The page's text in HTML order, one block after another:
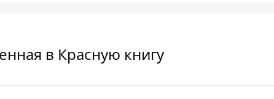
в Красную книгу